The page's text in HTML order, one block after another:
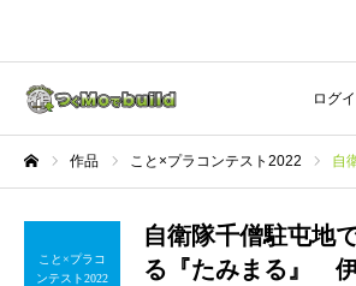
ログ
作品 こと×プラコンテスト2022 自衛隊千
こと×プラコ
ンテスト2022
自衛隊千僧駐屯地
る『たみまる』